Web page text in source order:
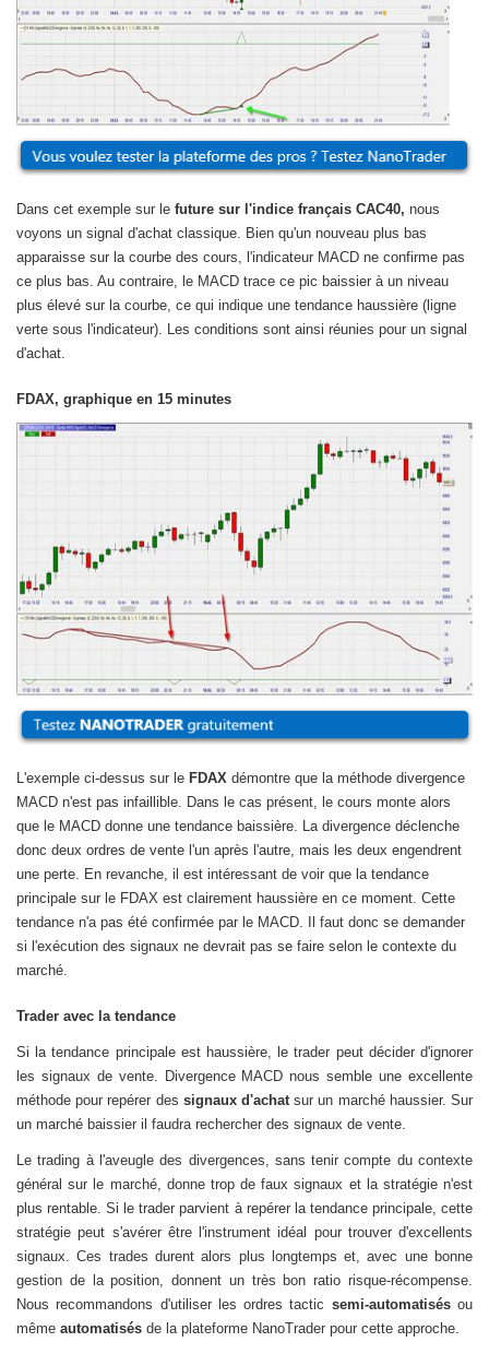
Dans cet exemple sur le future sur l'indice français CAC40, nous
voyons un signal d'achat classique. Bien qu'un nouveau plus bas
apparaisse sur la courbe des cours, l'indicateur MACD ne confirme pas
ce plus bas. Au contraire, le MACD trace ce pic baissier à un niveau
plus élevé sur la courbe, ce qui indique une tendance haussière (ligne
verte sous l'indicateur). Les conditions sont ainsi réunies pour un signal
d'achat.
FDAX, graphique en 15 minutes
L'exemple ci-dessus sur le FDAX démontre que la méthode divergence
MACD n'est pas infaillible. Dans le cas présent, le cours monte alors
que le MACD donne une tendance baissière. La divergence déclenche
donc deux ordres de vente l'un après l'autre, mais les deux engendrent
une perte. En revanche, il est intéressant de voir que la tendance
principale sur le FDAX est clairement haussière en ce moment. Cette
tendance n'a pas été confirmée par le MACD. Il faut donc se demander
si l'exécution des signaux ne devrait pas se faire selon le contexte du
marché.
Trader avec la tendance
Si la tendance principale est haussière, le trader peut décider d'ignorer
les signaux de vente. Divergence MACD nous semble une excellente
méthode pour repérer des signaux d'achatsur un marché haussier. Sur
un marché baissier il faudra rechercher des signaux de vente.
Le trading à l'aveugle des divergences, sans tenir compte du contexte
général sur le marché, donne trop de faux signaux et la stratégie n'est
plus rentable. Si le trader parvient à repérer la tendance principale, cette
stratégie peut s'avérer être l'instrument idéal pour trouver d'excellents
signaux. Ces trades durent alors plus longtemps et, avec une bonne
gestion de la position, donnent un très bon ratio risque-récompense.
Nous recommandons d'utiliser les ordres tactic semi-automatisésou
même automatisés de la plateforme NanoTrader pour cette approche.